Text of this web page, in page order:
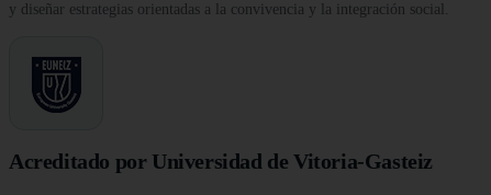
y diseñar estrategias orientadas a la convivencia y la integración social.
Acreditado por Universidad de Vitoria-Gasteiz